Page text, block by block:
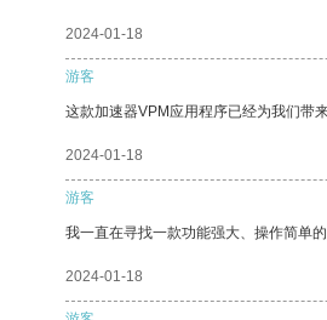
2024-01-18
游客
这款加速器VPM应用程序已经为我们带
2024-01-18
游客
我一直在寻找一款功能强大、操作简单
2024-01-18